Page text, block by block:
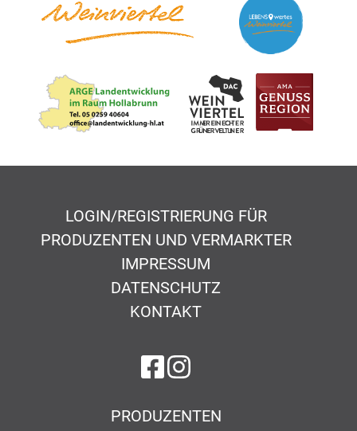
LOGIN/REGISTRIERUNG FÜR
PRODUZENTEN UND VERMARKTER
IMPRESSUM
DATENSCHUTZ
KONTAKT
auf Facebook
auf Instagram
PRODUZENTEN